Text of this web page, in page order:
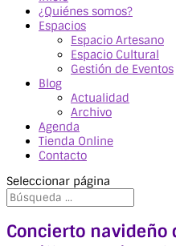
¿Quiénes somos?
Espacios
Espacio Artesano
Espacio Cultural
Gestión de Eventos
Blog
Actualidad
Archivo
Agenda
Tienda Online
Contacto
Seleccionar página
Concierto navideño